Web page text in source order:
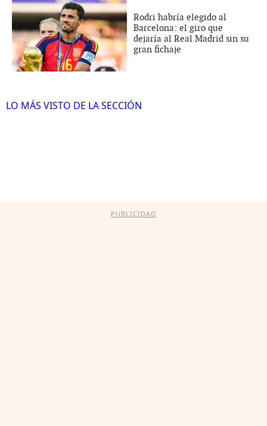
Rodri habría elegido al
Barcelona: el giro que
dejaría al Real Madrid sin su
gran fichaje
LO MÁS VISTO DE LA SECCIÓN
PUBLICIDAD